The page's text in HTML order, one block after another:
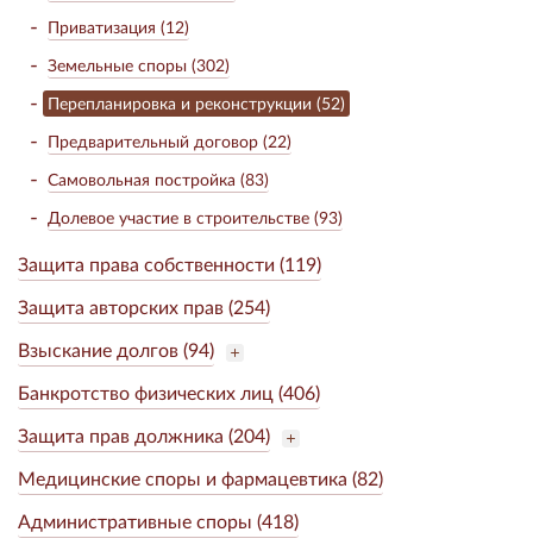
Приватизация (12)
Земельные споры (302)
Перепланировка и реконструкции (52)
Предварительный договор (22)
Самовольная постройка (83)
Долевое участие в строительстве (93)
Защита права собственности (119)
Защита авторских прав (254)
Взыскание долгов (94)
Банкротство физических лиц (406)
Защита прав должника (204)
Медицинские споры и фармацевтика (82)
Административные споры (418)